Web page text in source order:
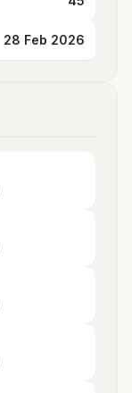
28 Feb 2026